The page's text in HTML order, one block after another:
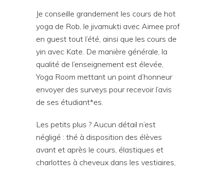
Je conseille grandement les cours de hot
yoga de Rob, le jivamukti avec Aimee prof
en guest tout l’été, ainsi que les cours de
yin avec Kate. De manière générale, la
qualité de l’enseignement est élevée,
Yoga Room mettant un point d’honneur
envoyer des surveys pour recevoir l’avis
de ses étudiant*es.
Les petits plus ? Aucun détail n’est
négligé : thé à disposition des élèves
avant et après le cours, élastiques et
charlottes à cheveux dans les vestiaires,